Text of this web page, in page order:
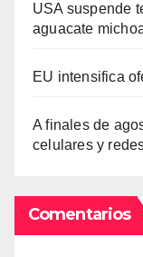
USA suspende
aguacate
EU intensifica
A finales de
celulares y
Comentarios